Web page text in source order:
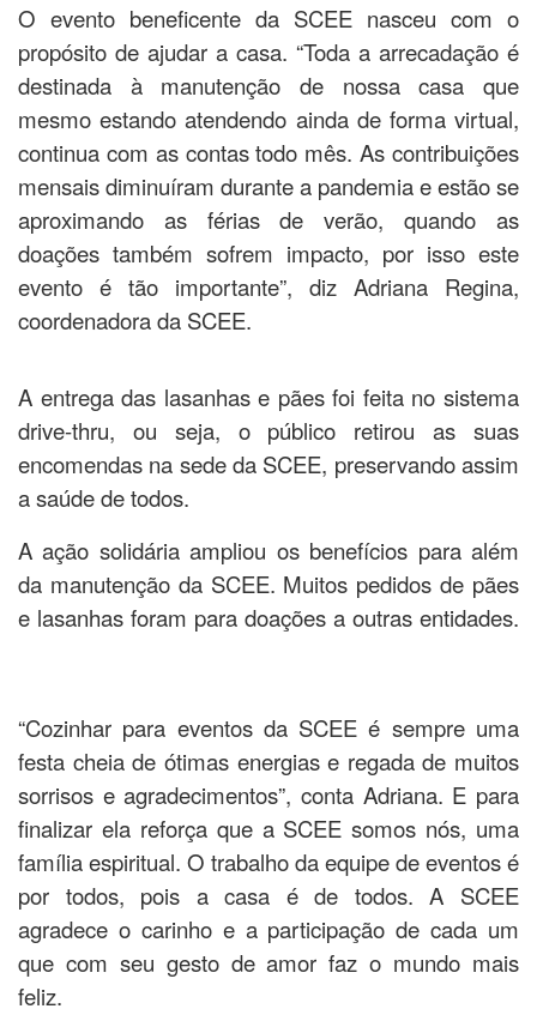
O evento beneficente da SCEE nasceu com o
propósito de ajudar a casa. “Toda a arrecadação é
destinada à manutenção de nossa casa que
mesmo estando atendendo ainda de forma virtual,
continua com as contas todo mês. As contribuições
mensais diminuíram durante a pandemia e estão se
aproximando as férias de verão, quando as
doações também sofrem impacto, por isso este
evento é tão importante”, diz Adriana Regina,
coordenadora da SCEE.
A entrega das lasanhas e pães foi feita no sistema
drive-thru, ou seja, o público retirou as suas
encomendas na sede da SCEE, preservando assim
a saúde de todos.
A ação solidária ampliou os benefícios para além
da manutenção da SCEE. Muitos pedidos de pães
e lasanhas foram para doações a outras entidades.
“Cozinhar para eventos da SCEE é sempre uma
festa cheia de ótimas energias e regada de muitos
sorrisos e agradecimentos”, conta Adriana. E para
finalizar ela reforça que a SCEE somos nós, uma
família espiritual. O trabalho da equipe de eventos é
por todos, pois a casa é de todos. A SCEE
agradece o carinho e a participação de cada um
que com seu gesto de amor faz o mundo mais
feliz.